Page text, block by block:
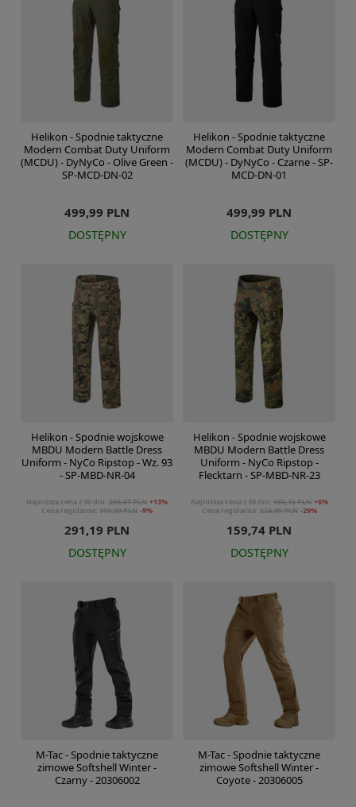
Helikon - Spodnie taktyczne
Modern Combat Duty Uniform
(MCDU) - DyNyCo - Olive Green -
SP-MCD-DN-02
499,99 PLN
DOSTĘPNY
Helikon - Spodnie taktyczne
Modern Combat Duty Uniform
(MCDU) - DyNyCo - Czarne - SP-
MCD-DN-01
499,99 PLN
DOSTĘPNY
Helikon - Spodnie wojskowe
MBDU Modern Battle Dress
Uniform - NyCo Ripstop - Wz. 93
- SP-MBD-NR-04
291,19 PLN
Najniższa cena z 30 dni: 255,67 PLN +13%
Cena regularna: 319,99 PLN -9%
DOSTĘPNY
Helikon - Spodnie wojskowe
MBDU Modern Battle Dress
Uniform - NyCo Ripstop -
Flecktarn - SP-MBD-NR-23
159,74 PLN
Najniższa cena z 30 dni: 150,16 PLN +6%
Cena regularna: 224,99 PLN -29%
DOSTĘPNY
M-Tac - Spodnie taktyczne
zimowe Softshell Winter -
Czarny - 20306002
M-Tac - Spodnie taktyczne
zimowe Softshell Winter -
Coyote - 20306005